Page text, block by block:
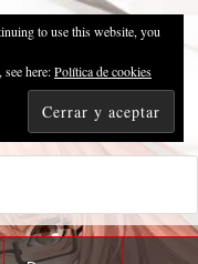
I do best isn't very
to use this website, you
here:Política de cookies